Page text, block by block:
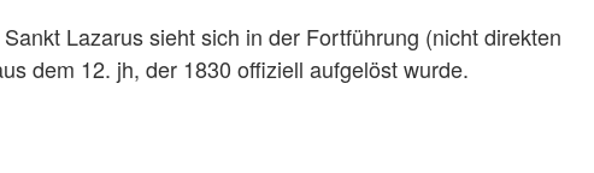
Lazarus sieht sich in der Fortführung (nicht direkten
dem 12. jh, der 1830 offiziell aufgelöst wurde.